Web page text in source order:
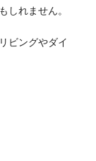
しれません。
ビングやダイ